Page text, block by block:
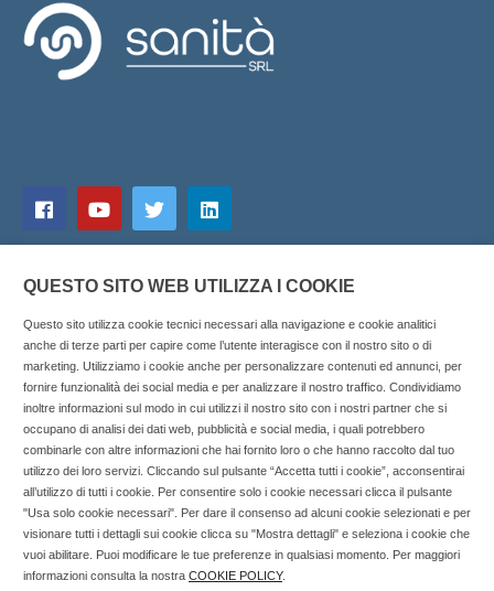
Copyright © 2025 SOCIALFARMA - La piattaforma web per i
professionisti della farmacia. Tutti i diritti riservati.
Socialfarma.it è un marchio di Sanità S.r.l. Largo San
Francesco, 19 - 73041 Carmiano (LE) - Tel: 0832.093720 Cell:
3276346536 Cell: 3297281965 - P.iva: 04571460759 - Rea: LE-
302152 Iscritta al n° 1 del Registro della Stampa del Tribunale
QUESTO SITO WEB UTILIZZA I COOKIE
Questo sito utilizza cookie tecnici necessari alla navigazione e cookie analitici
anche di terze parti per capire come l’utente interagisce con il nostro sito o di
marketing. Utilizziamo i cookie anche per personalizzare contenuti ed annunci, per
fornire funzionalità dei social media e per analizzare il nostro traffico. Condividiamo
inoltre informazioni sul modo in cui utilizzi il nostro sito con i nostri partner che si
occupano di analisi dei dati web, pubblicità e social media, i quali potrebbero
combinarle con altre informazioni che hai fornito loro o che hanno raccolto dal tuo
utilizzo dei loro servizi. Cliccando sul pulsante “Accetta tutti i cookie”, acconsentirai
all’utilizzo di tutti i cookie. Per consentire solo i cookie necessari clicca il pulsante
"Usa solo cookie necessari". Per dare il consenso ad alcuni cookie selezionati e per
visionare tutti i dettagli sui cookie clicca su "Mostra dettagli" e seleziona i cookie che
vuoi abilitare. Puoi modificare le tue preferenze in qualsiasi momento. Per maggiori
informazioni consulta la nostra COOKIE POLICY.